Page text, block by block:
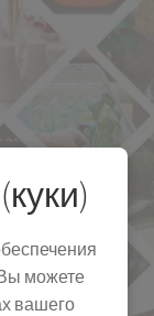
БЛОГ
можете
вашего